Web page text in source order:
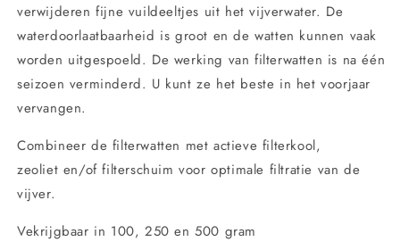
verwijderen fijne vuildeeltjes uit het vijverwater. De
waterdoorlaatbaarheid is groot en de watten kunnen vaak
worden uitgespoeld. De werking van filterwatten is na één
seizoen verminderd. U kunt ze het beste in het voorjaar
vervangen.
Combineer de filterwatten met actieve filterkool,
zeoliet en/of filterschuim voor optimale filtratie van de
vijver.
Vekrijgbaar in 100, 250 en 500 gram